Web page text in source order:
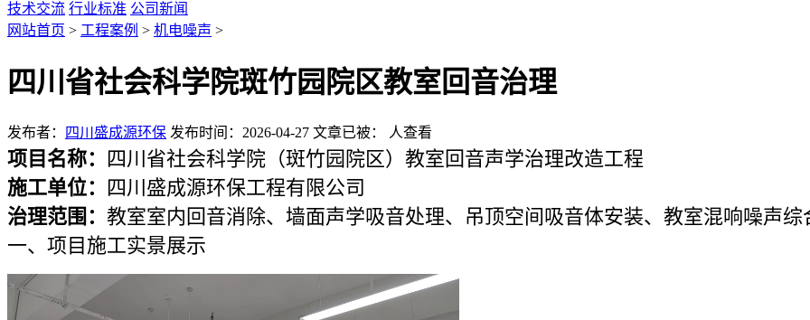
技术交流 行业标准 公司新闻
网站首页 > 工程案例 > 机电噪声 >
四川省社会科学院斑竹园院区教室回音治理
发布者： 四川盛成源环保 发布时间：2026-04-27 文章已被： 人查看
项目名称： 四川省社会科学院（斑竹园院区）教室回音声学治理改造工程
施工单位： 四川盛成源环保工程有限公司
治理范围： 教室室内回音消除、墙面声学吸音处理、吊顶空间吸音体安装、教室混响噪声综
一、项目施工实景展示